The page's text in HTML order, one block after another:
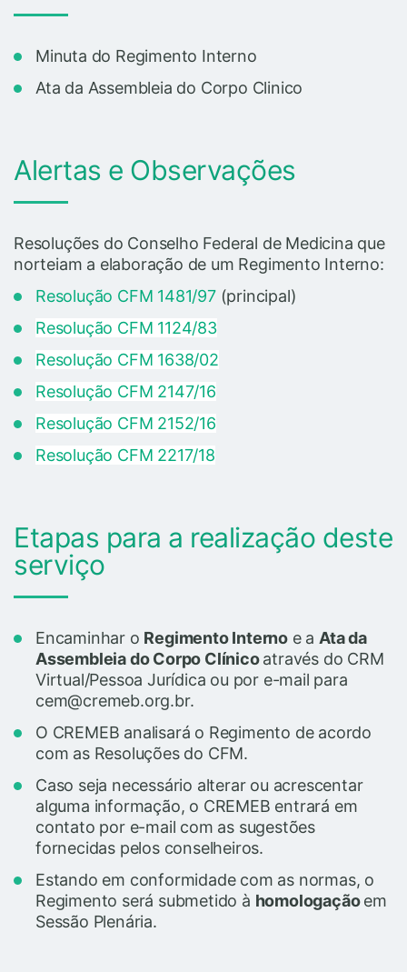
Minuta do Regimento Interno
Ata da Assembleia do Corpo Clinico
Alertas e Observações
Resoluções do Conselho Federal de Medicina que
norteiam a elaboração de um Regimento Interno:
Resolução CFM 1481/97(principal)
Resolução CFM 1124/83
Resolução CFM 1638/02
Resolução CFM 2147/16
Resolução CFM 2152/16
Resolução CFM 2217/18
Etapas para a realização deste
serviço
Encaminhar o Regimento Interno e a Ata da
Assembleia do Corpo Clínicoatravés do CRM
Virtual/Pessoa Jurídica ou por e-mail para
cem@cremeb.org.br.
O CREMEB analisará o Regimento de acordo
com as Resoluções do CFM.
Caso seja necessário alterar ou acrescentar
alguma informação, o CREMEB entrará em
contato por e-mail com as sugestões
fornecidas pelos conselheiros.
Estando em conformidade com as normas, o
Regimento será submetido à homologaçãoem
Sessão Plenária.